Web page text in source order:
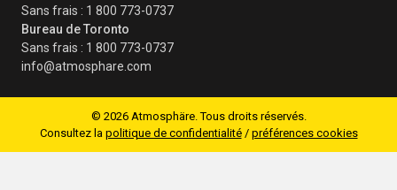
Sans frais : 1 800 773-0737
Bureau de Toronto
Sans frais : 1 800 773-0737
info@atmosphare.com
© 2026Atmosphäre. Tous droits réservés.
Consultez la politique de confidentialité/ préférences cookies